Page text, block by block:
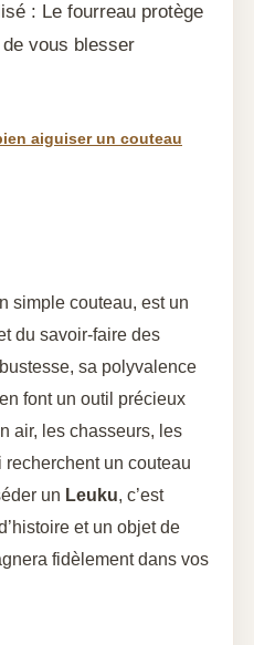
: Le fourreau protège
vous blesser
aiguiser un couteau
simple couteau, est un
du savoir-faire des
sa polyvalence
font un outil précieux
air, les chasseurs, les
un couteau
un Leuku, c’est
et un objet de
fidèlement dans vos